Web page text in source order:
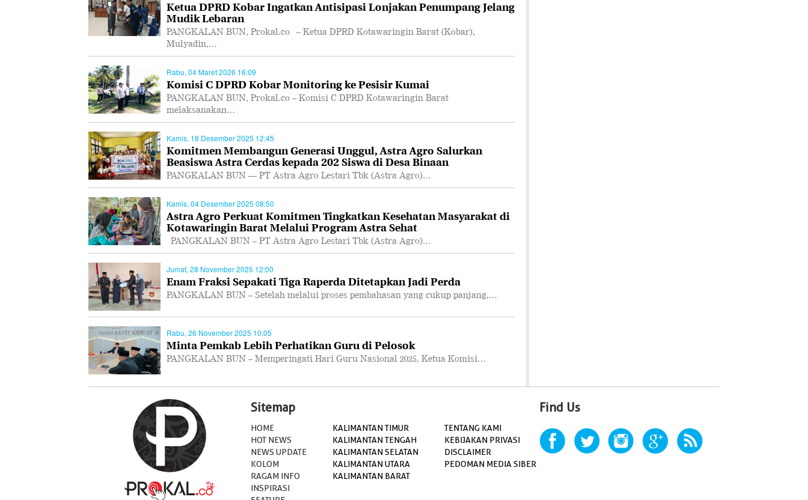
Ketua DPRD Kobar Ingatkan Antisipasi Lonjakan Penumpang Jelang
Mudik Lebaran
PANGKALAN BUN, Prokal.co – Ketua DPRD Kotawaringin Barat (Kobar),
Mulyadin,…
Rabu, 04 Maret 2026 16:09
Komisi C DPRD Kobar Monitoring ke Pesisir Kumai
PANGKALAN BUN, Prokal.co – Komisi C DPRD Kotawaringin Barat
melaksanakan…
Kamis, 18 Desember 2025 12:45
Komitmen Membangun Generasi Unggul, Astra Agro Salurkan
Beasiswa Astra Cerdas kepada 202 Siswa di Desa Binaan
PANGKALAN BUN — PT Astra Agro Lestari Tbk (Astra Agro)…
Kamis, 04 Desember 2025 08:50
Astra Agro Perkuat Komitmen Tingkatkan Kesehatan Masyarakat di
Kotawaringin Barat Melalui Program Astra Sehat
PANGKALAN BUN – PT Astra Agro Lestari Tbk (Astra Agro)…
Jumat, 28 November 2025 12:00
Enam Fraksi Sepakati Tiga Raperda Ditetapkan Jadi Perda
PANGKALAN BUN – Setelah melalui proses pembahasan yang cukup panjang,…
Rabu, 26 November 2025 10:05
Minta Pemkab Lebih Perhatikan Guru di Pelosok
PANGKALAN BUN – Memperingati Hari Guru Nasional 2025, Ketua Komisi…
Sitemap
HOME
HOT NEWS
NEWS UPDATE
KOLOM
RAGAM INFO
INSPIRASI
KALIMANTAN TIMUR
KALIMANTAN TENGAH
KALIMANTAN SELATAN
KALIMANTAN UTARA
KALIMANTAN BARAT
TENTANG KAMI
KEBIJAKAN PRIVASI
DISCLAIMER
PEDOMAN MEDIA SIBER
Find Us